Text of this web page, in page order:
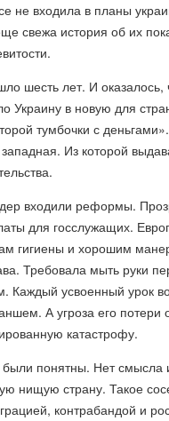
не входила в планы
свежа история об их
шесть лет. И оказалось,
Украину в новую для
тумбочки с
Из которой
входили реформы.
для госслужащих.
гигиены и хорошим
Требовала мыть руки
Каждый усвоенный урок
А угроза его потери
катастрофу.
понятны. Нет смысла
нищую страну. Такое
контрабандой и